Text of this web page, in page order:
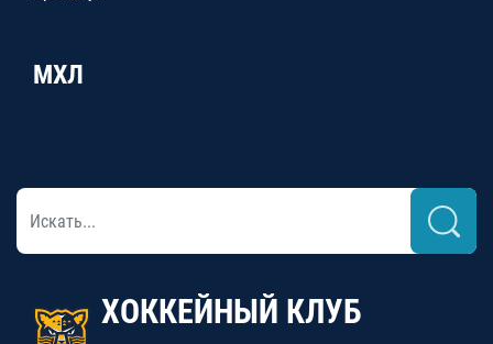
МХЛ
ХОККЕЙНЫЙ КЛУБ